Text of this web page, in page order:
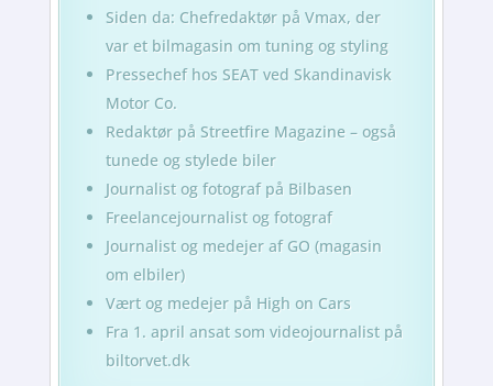
Siden da: Chefredaktør på Vmax, der
var et bilmagasin om tuning og styling
Pressechef hos SEAT ved Skandinavisk
Motor Co.
Redaktør på Streetfire Magazine – også
tunede og stylede biler
Journalist og fotograf på Bilbasen
Freelancejournalist og fotograf
Journalist og medejer af GO (magasin
om elbiler)
Vært og medejer på High on Cars
Fra 1. april ansat som videojournalist på
biltorvet.dk